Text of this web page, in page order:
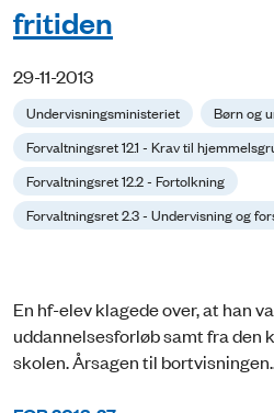
fritiden
29-11-2013
Undervisningsministeriet
Børn og
Forvaltningsret 12.1 - Krav til
Forvaltningsret 12.2 - Fortolkning
Forvaltningsret 2.3 - Undervisning og
En hf-elev klagede over, at han
uddannelsesforløb samt fra den
skolen. Årsagen til